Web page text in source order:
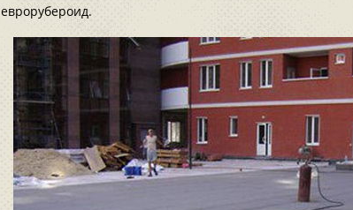
еврорубероид.